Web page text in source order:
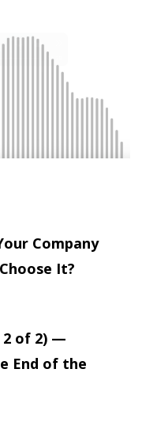
Company
It?
2 of 2) —
End of the